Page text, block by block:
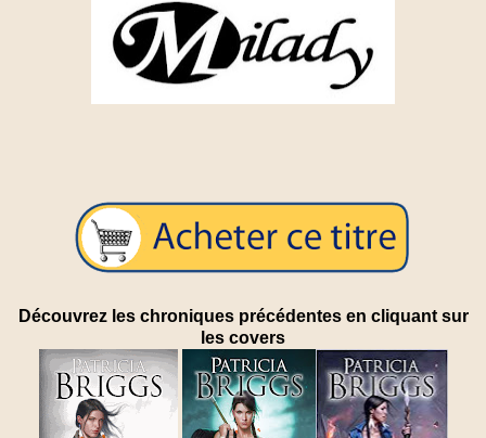
Découvrez les chroniques précédentes en cliquant sur
les covers